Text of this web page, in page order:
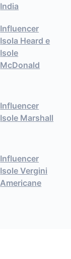
India
Influencer
Isola Heard e
Isole
McDonald
Influencer
Isole Marshall
Influencer
Isole Vergini
Americane